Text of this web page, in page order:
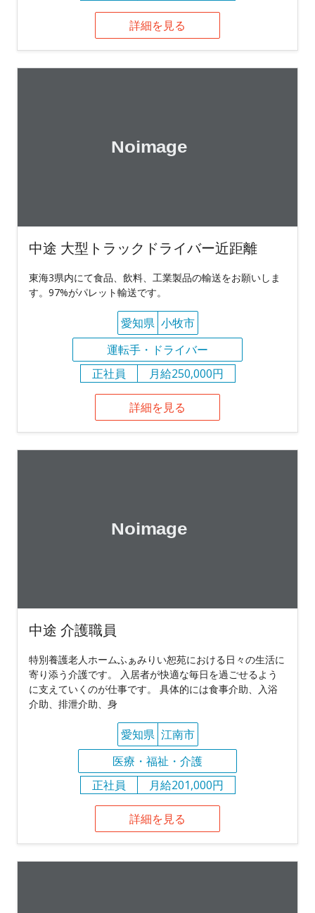
詳細を見る
中途 大型トラックドライバー近距離
東海3県内にて食品、飲料、工業製品の輸送をお願いしま
す。97%がパレット輸送です。
愛知県 小牧市
運転手・ドライバー
正社員
月給250,000円
詳細を見る
中途 介護職員
特別養護老人ホームふぁみりい恕苑における日々の生活に
寄り添う介護です。 入居者が快適な毎日を過ごせるよう
に支えていくのが仕事です。 具体的には食事介助、入浴
介助、排泄介助、身
愛知県 江南市
医療・福祉・介護
正社員
月給201,000円
詳細を見る